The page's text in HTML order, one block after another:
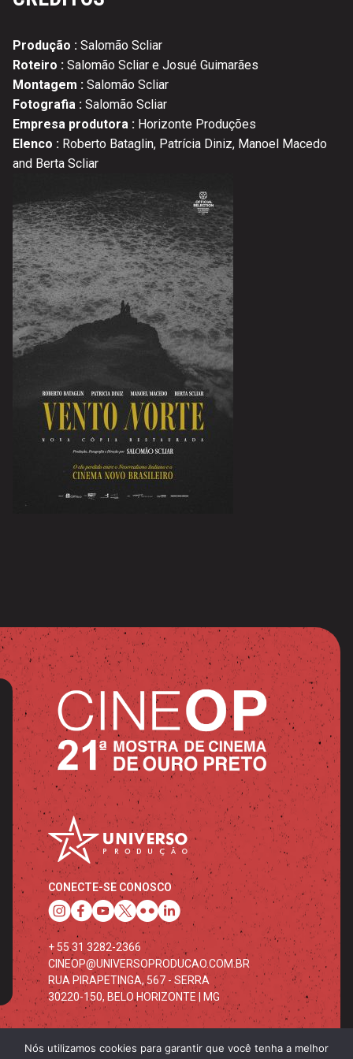
Produção : Salomão Scliar
Roteiro : Salomão Scliar e Josué Guimarães
Montagem : Salomão Scliar
Fotografia : Salomão Scliar
Empresa produtora : Horizonte Produções
Elenco : Roberto Bataglin, Patrícia Diniz, Manoel Macedo
and Berta Scliar
CONECTE-SE CONOSCO
+ 55 31 3282-2366
CINEOP@UNIVERSOPRODUCAO.COM.BR
RUA PIRAPETINGA, 567 - SERRA
30220-150, BELO HORIZONTE | MG
Nós utilizamos cookies para garantir que você tenha a melhor